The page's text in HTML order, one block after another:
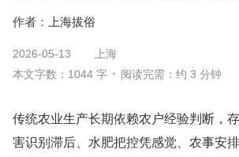
作者： 上海拔俗
2026-05-13
上海
本文字数：1044 字
阅读完需：约 3 分钟
传统农业生产长期依赖农户经验判断，
害识别滞后、水肥把控凭感觉、农事安